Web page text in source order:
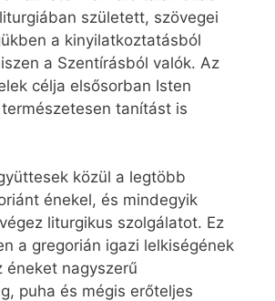
született, szövegei
a kinyilatkoztatásból
a Szentírásból valók. Az
célja elsősorban Isten
tanítást is
közül a legtöbb
énekel, és mindegyik
liturgikus szolgálatot. Ez
a gregorián igazi lelkiségének
éneket nagyszerű
puha és mégis erőteljes